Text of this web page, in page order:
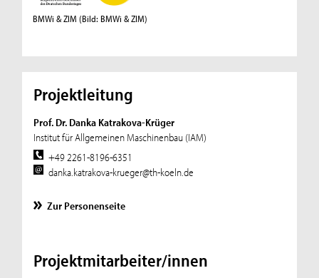
BMWi & ZIM (Bild: BMWi & ZIM)
Projektleitung
Prof. Dr. Danka Katrakova-Krüger
Institut für Allgemeinen Maschinenbau (IAM)
+49 2261-8196-6351
danka.katrakova-krueger@th-koeln.de
Zur Personenseite
Projektmitarbeiter/innen